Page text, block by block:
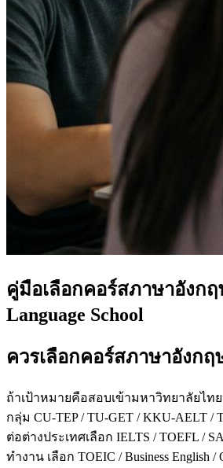
คู่มือเลือกคอร์สภาษาอังกฤ
Language School
ควรเลือกคอร์สภาษาอังกฤ
ถ้าเป้าหมายคือสอบเข้ามหาวิทยาลัยไท
กลุ่ม CU-TEP / TU-GET / KKU-AELT /
ต่อต่างประเทศเลือก IELTS / TOEFL /
ทำงาน เลือก TOEIC / Business English